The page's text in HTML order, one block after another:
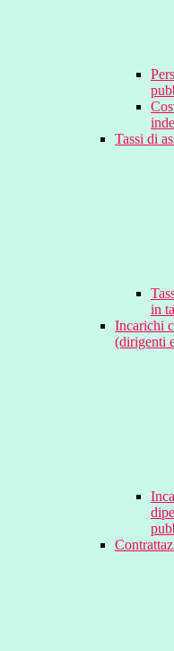
Tassi di
in
Incarichi
(dirigenti